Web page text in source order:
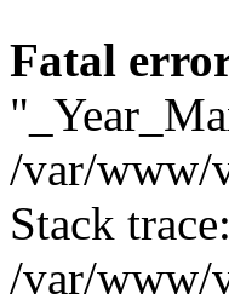
Fatal
/var/www/
Stack
/var/www/